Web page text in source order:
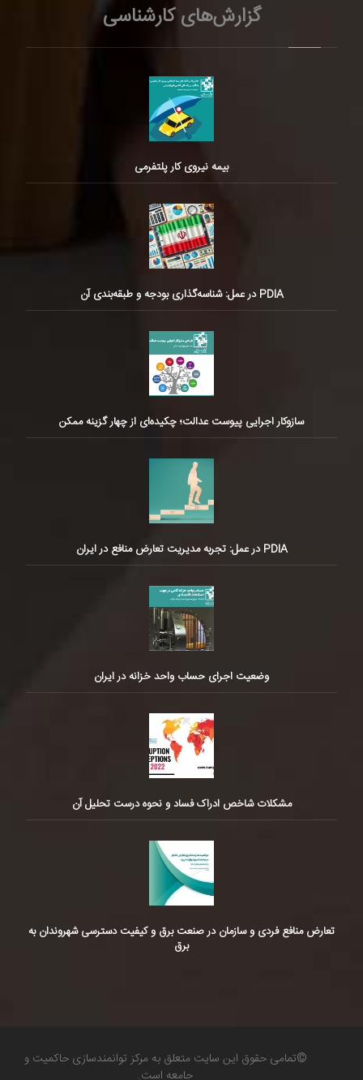
گزارش‌های کارشناسی
بیمه نیروی کار پلتفرمی
PDIA در عمل: شناسه‌گذاری بودجه و طبقه‌بندی آن
سازوکار اجرایی پیوست عدالت؛ چکیده‌ای از چهار گزینه ممکن
PDIA در عمل: تجربه مدیریت تعارض منافع در ایران
وضعیت اجرای حساب واحد خزانه در ایران
مشکلات شاخص ادراک فساد و نحوه درست تحلیل آن
تعارض منافع فردی و سازمان در صنعت برق و کیفیت دسترسی شهروندان به
برق
©تمامی حقوق این سایت متعلق به مرکز توانمندسازی حاکمیت و